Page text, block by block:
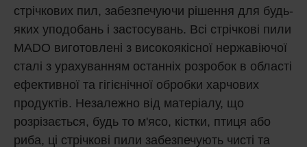
стрічкових пил, забезпечуючи рішення для будь-
яких уподобань і застосувань. Всі стрічкові пили
MADO виготовлені з високоякісної нержавіючої
сталі з урахуванням останніх розробок в області
ефективної та гігієнічної обробки харчових
продуктів. Незалежно від матеріалу, що
розрізається, будь то м'ясо, кістки, птиця або
риба, ці стрічкові пили забезпечують чисті та